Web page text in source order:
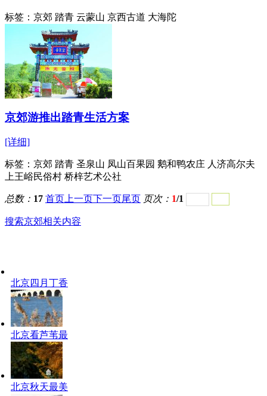
标签： 京郊 踏青 云蒙山 京西古道 大海陀
京郊游推出踏青生活方案
[详细]
标签： 京郊 踏青 圣泉山 凤山百果园 鹅和鸭农庄 人济高尔夫
上王峪民俗村 桥梓艺术公社
总数： 17 首页上一页下一页尾页 页次： 1/1
搜索京郊相关内容
北京四月丁香
北京看芦苇最
北京秋天最美